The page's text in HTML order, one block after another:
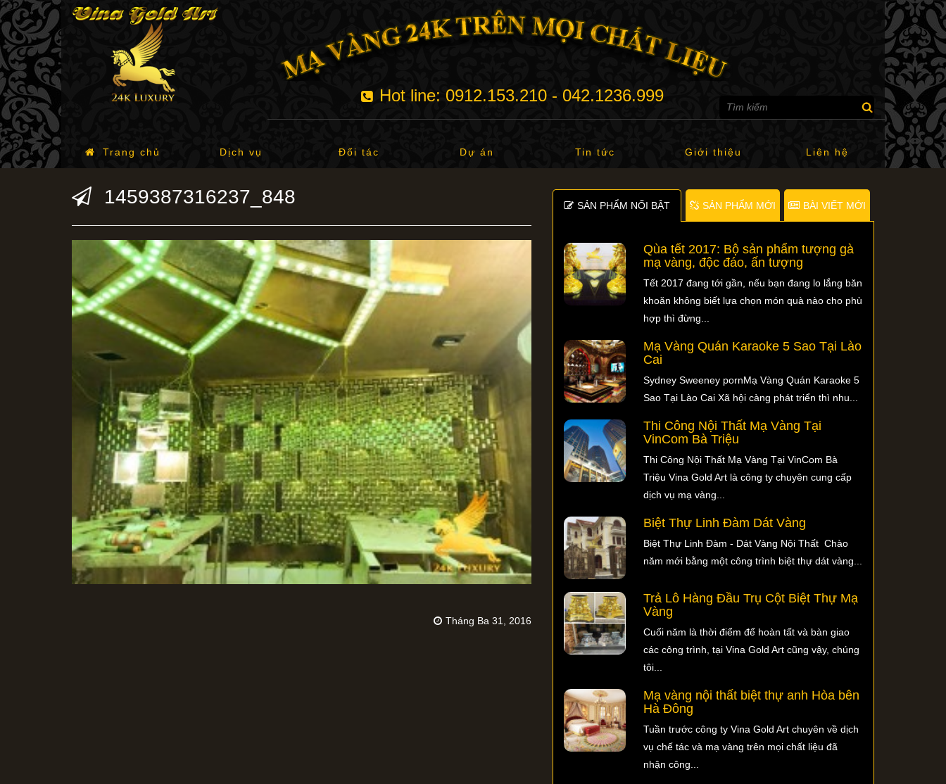
Hot line: 0912.153.210 - 042.1236.999
Trang chủ Dịch vụ Đối tác Dự án Tin tức Giới thiệu Liên hệ
1459387316237_848
Tháng Ba 31, 2016
SẢN PHẨM NỐI BẬT SẢN PHẨM MỚI BÀI VIẾT MỚI
Qùa tết 2017: Bộ sản phẩm tượng gà
mạ vàng, độc đáo, ấn tượng
Tết 2017 đang tới gần, nếu bạn đang lo lắng băn
khoăn không biết lựa chọn món quà nào cho phù
hợp thì đừng...
Mạ Vàng Quán Karaoke 5 Sao Tại Lào
Cai
Sydney Sweeney pornMạ Vàng Quán Karaoke 5
Sao Tại Lào Cai Xã hội càng phát triển thì nhu...
Thi Công Nội Thất Mạ Vàng Tại
VinCom Bà Triệu
Thi Công Nội Thất Mạ Vàng Tại VinCom Bà
Triệu Vina Gold Art là công ty chuyên cung cấp
dịch vụ mạ vàng...
Biệt Thự Linh Đàm Dát Vàng
Biệt Thự Linh Đàm - Dát Vàng Nội Thất Chào
năm mới bằng một công trình biệt thự dát vàng...
Trả Lô Hàng Đầu Trụ Cột Biệt Thự Mạ
Vàng
Cuối năm là thời điểm để hoàn tất và bàn giao
các công trình, tại Vina Gold Art cũng vậy, chúng
tôi...
Mạ vàng nội thất biệt thự anh Hòa bên
Hà Đông
Tuần trước công ty Vina Gold Art chuyên về dịch
vụ chế tác và mạ vàng trên mọi chất liệu đã
nhận công...